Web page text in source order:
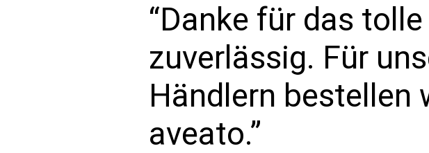
“Danke für das
zuverlässig. Für
Händlern bestellen
aveato.”